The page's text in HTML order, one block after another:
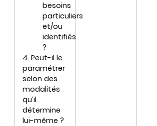
besoins
particuliers
et/ou
identifiés
?
4. Peut-il le
paramétrer
selon des
modalités
qu’il
détermine
lui-même ?